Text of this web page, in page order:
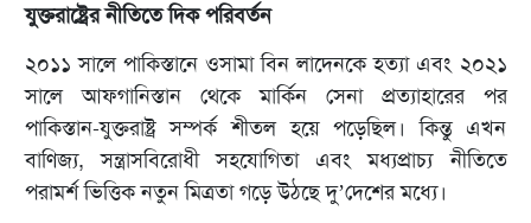
যুক্তরাষ্ট্রের নীতিতে দিক পরিবর্তন
২০১১ সালে পাকিস্তানে ওসামা বিন লাদেনকে হত্যা এবং ২০২১
সালে আফগানিস্তান থেকে মার্কিন সেনা প্রত্যাহারের পর
পাকিস্তান-যুক্তরাষ্ট্র সম্পর্ক শীতল হয়ে পড়েছিল। কিন্তু এখন
বাণিজ্য, সন্ত্রাসবিরোধী সহযোগিতা এবং মধ্যপ্রাচ্য নীতিতে
পরামর্শ ভিত্তিক নতুন মিত্রতা গড়ে উঠছে দু’দেশের মধ্যে।